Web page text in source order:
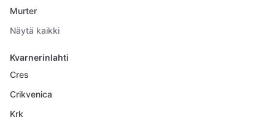
Murter
Näytä kaikki
Kvarnerinlahti
Cres
Crikvenica
Krk